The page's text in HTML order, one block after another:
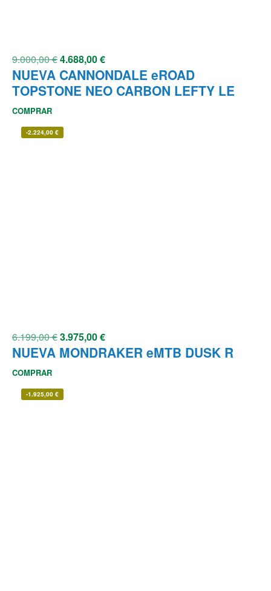
9.000,00€4.688,00€
NUEVA CANNONDALE eROAD
TOPSTONE NEO CARBON LEFTY LE
COMPRAR
-2.224,00 €
6.199,00€3.975,00€
NUEVA MONDRAKER eMTB DUSK R
COMPRAR
-1.925,00 €